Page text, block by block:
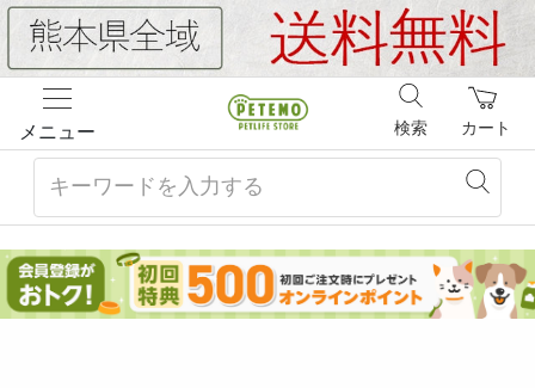
メニュー カート
検索